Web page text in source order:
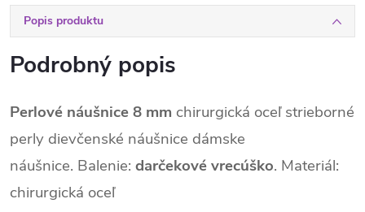
Popis produktu
Podrobný popis
Perlové náušnice 8 mm chirurgická oceľ strieborné
perly dievčenské náušnice dámske
náušnice. Balenie: darčekové vrecúško. Materiál:
chirurgická oceľ